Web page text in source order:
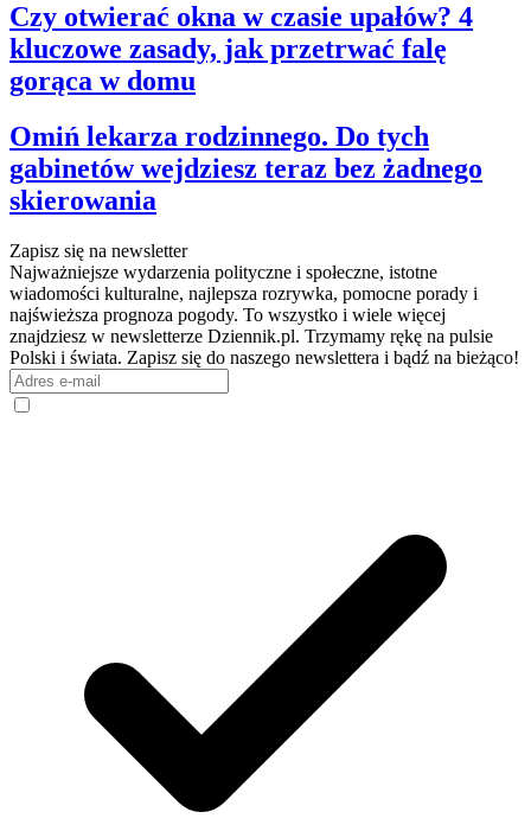
Czy otwierać okna w czasie upałów? 4
kluczowe zasady, jak przetrwać falę
gorąca w domu
Omiń lekarza rodzinnego. Do tych
gabinetów wejdziesz teraz bez żadnego
skierowania
Zapisz się na newsletter
Najważniejsze wydarzenia polityczne i społeczne, istotne
wiadomości kulturalne, najlepsza rozrywka, pomocne porady i
najświeższa prognoza pogody. To wszystko i wiele więcej
znajdziesz w newsletterze Dziennik.pl. Trzymamy rękę na pulsie
Polski i świata. Zapisz się do naszego newslettera i bądź na bieżąco!